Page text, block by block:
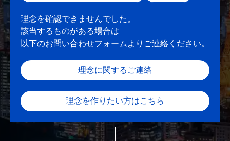
理念を確認できませんでした。
該当するものがある場合は
以下のお問い合わせフォームよりご連絡ください。
理念に関するご連絡
理念を作りたい方はこちら